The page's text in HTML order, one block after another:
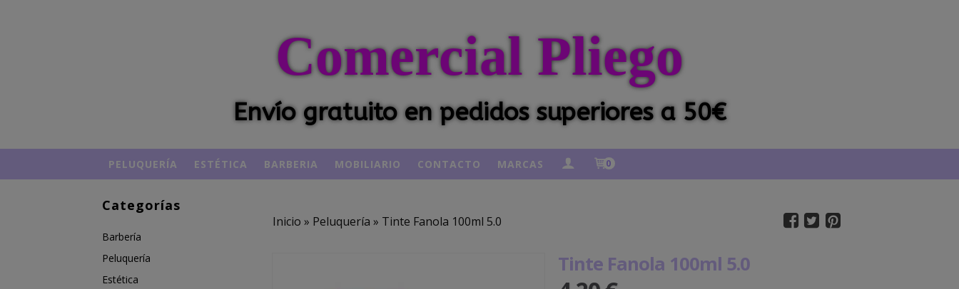
Comercial Pliego
Envío gratuito en pedidos superiores a 50€
PELUQUERÍA ESTÉTICA BARBERIA MOBILIARIO CONTACTO MARCAS 0
Categorías
Barbería
Peluquería
Estética
Inicio » Peluquería » Tinte Fanola 100ml 5.0
Tinte Fanola 100ml 5.0